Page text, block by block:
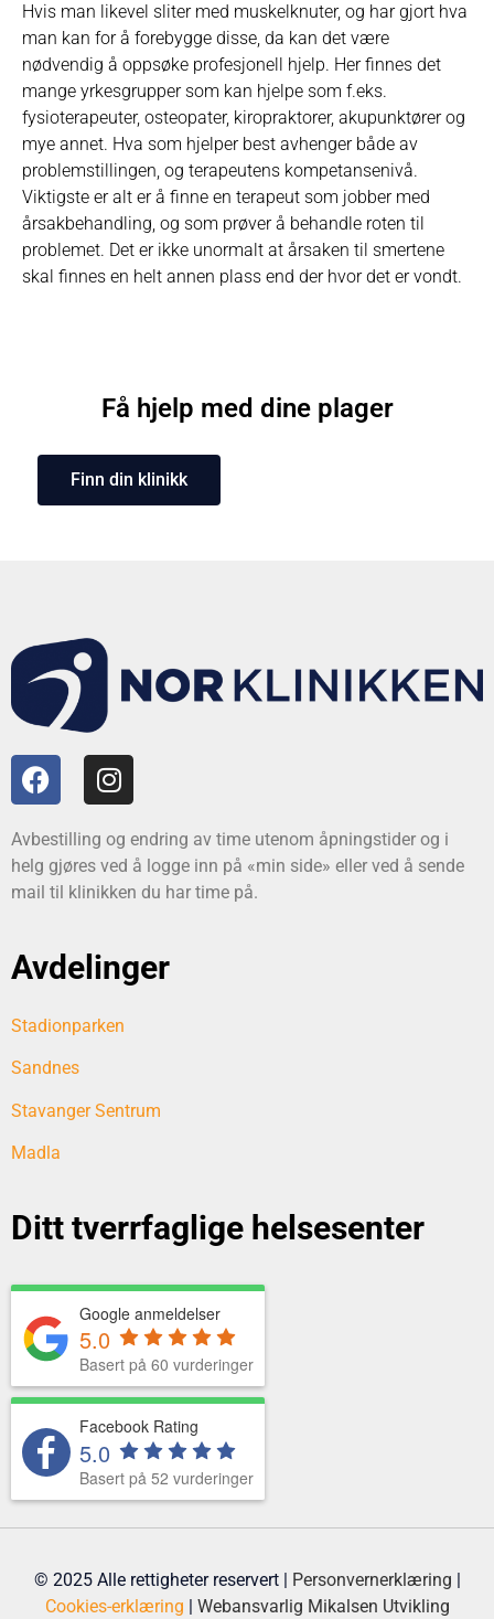
Hvis man likevel sliter med muskelknuter, og har gjort hva
man kan for å forebygge disse, da kan det være
nødvendig å oppsøke profesjonell hjelp. Her finnes det
mange yrkesgrupper som kan hjelpe som f.eks.
fysioterapeuter, osteopater, kiropraktorer, akupunktører og
mye annet. Hva som hjelper best avhenger både av
problemstillingen, og terapeutens kompetansenivå.
Viktigste er alt er å finne en terapeut som jobber med
årsakbehandling, og som prøver å behandle roten til
problemet. Det er ikke unormalt at årsaken til smertene
skal finnes en helt annen plass end der hvor det er vondt.
Få hjelp med dine plager
Finn din klinikk
Avbestilling og endring av time utenom åpningstider og i
helg gjøres ved å logge inn på «min side» eller ved å sende
mail til klinikken du har time på.
Avdelinger
Stadionparken
Sandnes
Stavanger Sentrum
Madla
Ditt tverrfaglige helsesenter
Google anmeldelser
5.0
Basert på 60 vurderinger
Facebook Rating
5.0
Basert på 52 vurderinger
© 2025 Alle rettigheter reservert | Personvernerklæring |
Cookies-erklæring | Webansvarlig Mikalsen Utvikling